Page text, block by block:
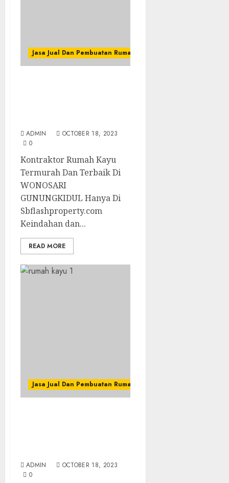
Jasa Jual Dan Pembuatan Rumah Kayu
ADMIN
OCTOBER 18, 2023
0
Kontraktor Rumah Kayu
Termurah Dan Terbaik Di
WONOSARI
GUNUNGKIDUL Hanya Di
Sbflashproperty.com
Keindahan dan...
READ MORE
Jasa Jual Dan Pembuatan Rumah Kayu
ADMIN
OCTOBER 18, 2023
0